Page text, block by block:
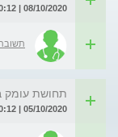
08/10/2020 | 00:12 | מאת: דוד
תחושת עומק
05/10/2020 | 00:12 | מאת: אייל